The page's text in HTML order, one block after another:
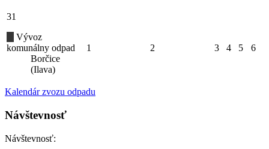
31
Vývoz
komunálny odpad
Borčice
(Ilava)
1 2 3 4 5 6
Kalendár zvozu odpadu
Návštevnosť
Návštevnosť: